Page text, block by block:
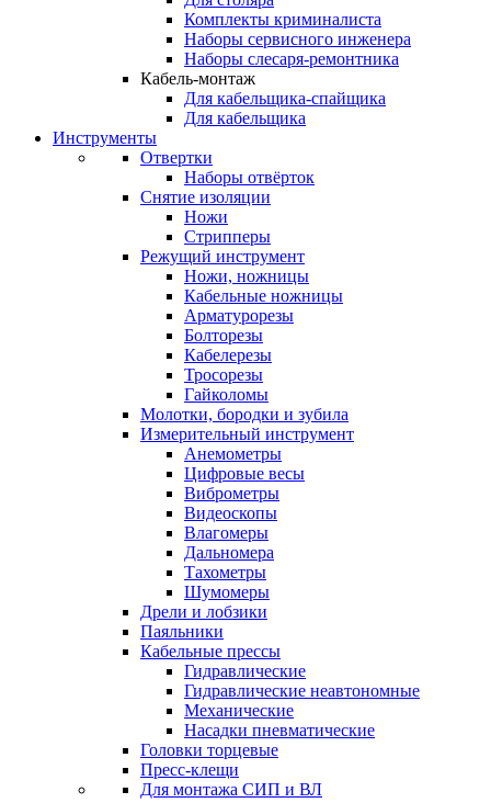
Комплекты криминалиста
Наборы сервисного инженера
Наборы слесаря-ремонтника
Кабель-монтаж
Для кабельщика-спайщика
Для кабельщика
Инструменты
Отвертки
Наборы отвёрток
Снятие изоляции
Ножи
Стрипперы
Режущий инструмент
Ножи, ножницы
Кабельные ножницы
Арматурорезы
Болторезы
Кабелерезы
Тросорезы
Гайколомы
Молотки, бородки и зубила
Измерительный инструмент
Анемометры
Цифровые весы
Виброметры
Видеоскопы
Влагомеры
Дальномера
Тахометры
Шумомеры
Дрели и лобзики
Паяльники
Кабельные прессы
Гидравлические
Гидравлические неавтономные
Механические
Насадки пневматические
Головки торцевые
Пресс-клещи
Для монтажа СИП и ВЛ